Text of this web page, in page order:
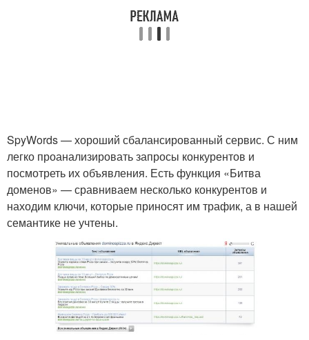
SpyWords — хороший сбалансированный сервис. С ним
легко проанализировать запросы конкурентов и
посмотреть их объявления. Есть функция «Битва
доменов» — сравниваем несколько конкурентов и
находим ключи, которые приносят им трафик, а в нашей
семантике не учтены.